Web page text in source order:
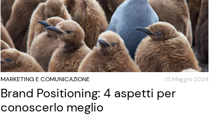
MARKETING E COMUNICAZIONE 15 Maggio 2024
Brand Positioning: 4 aspetti per
conoscerlo meglio